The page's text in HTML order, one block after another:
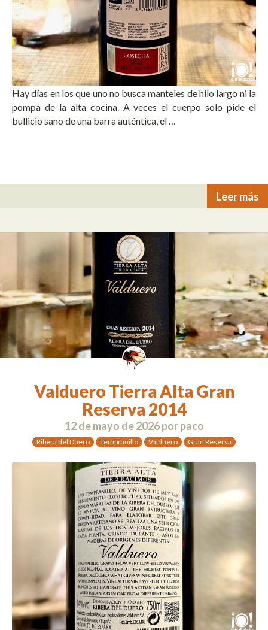
Hay días en los que uno no busca manteles de hilo largo ni la
pompa de la alta cocina. A veces el cuerpo solo pide el
bullicio sano de una barra auténtica, el …
Leer más
Valduero Tierra Alta Gran
Reserva 2014
12 de mayo de 2026porpaco
Ribera del Duero Tempranillo Valduero Gran Reserva